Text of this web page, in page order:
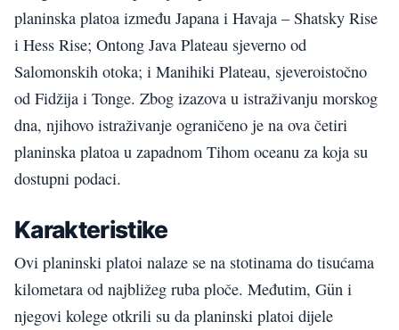
planinska platoa između Japana i Havaja – Shatsky Rise
i Hess Rise; Ontong Java Plateau sjeverno od
Salomonskih otoka; i Manihiki Plateau, sjeveroistočno
od Fidžija i Tonge. Zbog izazova u istraživanju morskog
dna, njihovo istraživanje ograničeno je na ova četiri
planinska platoa u zapadnom Tihom oceanu za koja su
dostupni podaci.
Karakteristike
Ovi planinski platoi nalaze se na stotinama do tisućama
kilometara od najbližeg ruba ploče. Međutim, Gün i
njegovi kolege otkrili su da planinski platoi dijele